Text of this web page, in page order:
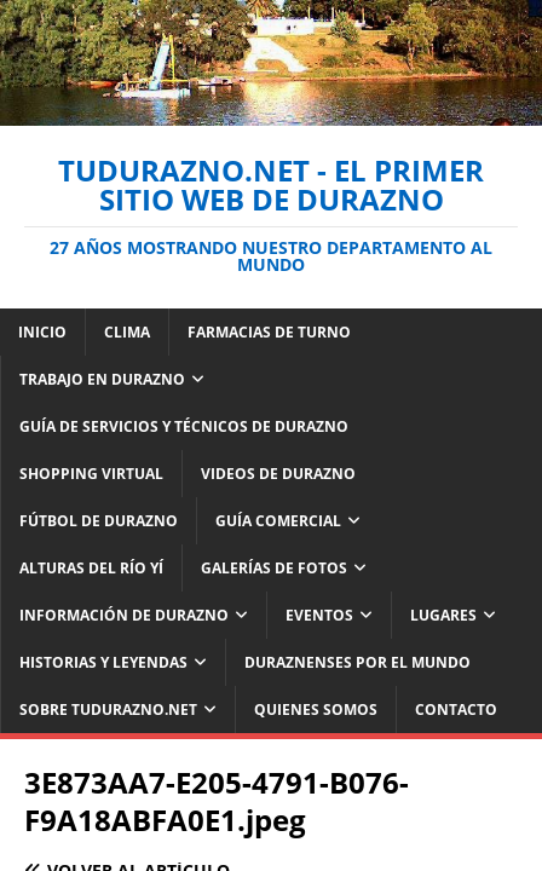
TUDURAZNO.NET - EL PRIMER
SITIO WEB DE DURAZNO
27 AÑOS MOSTRANDO NUESTRO DEPARTAMENTO AL
MUNDO
INICIO CLIMA FARMACIAS DE TURNO
TRABAJO EN DURAZNO
GUÍA DE SERVICIOS Y TÉCNICOS DE DURAZNO
SHOPPING VIRTUAL VIDEOS DE DURAZNO
FÚTBOL DE DURAZNO GUÍA COMERCIAL
ALTURAS DEL RÍO YÍ GALERÍAS DE FOTOS
INFORMACIÓN DE DURAZNO EVENTOS LUGARES
HISTORIAS Y LEYENDAS DURAZNENSES POR EL MUNDO
SOBRE TUDURAZNO.NET QUIENES SOMOS CONTACTO
3E873AA7-E205-4791-B076-
F9A18ABFA0E1.jpeg